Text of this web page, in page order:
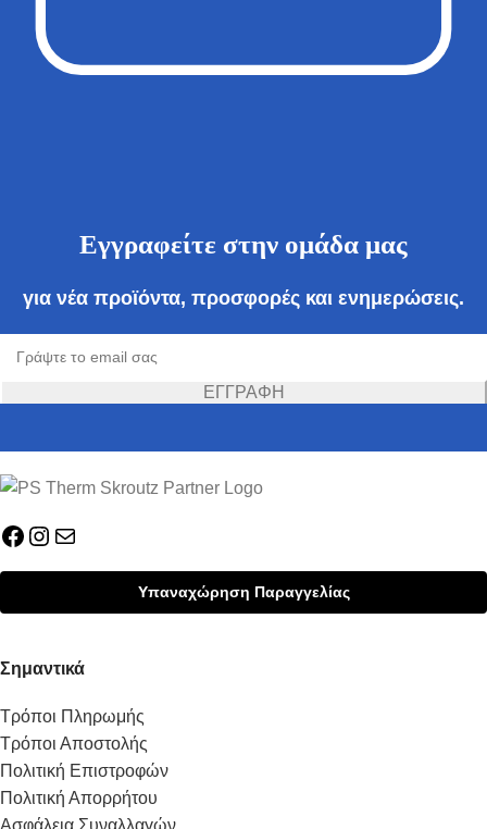
Εγγραφείτε στην ομάδα μας
για νέα προϊόντα, προσφορές και ενημερώσεις.
Υπαναχώρηση Παραγγελίας
Σημαντικά
Τρόποι Πληρωμής
Τρόποι Αποστολής
Πολιτική Επιστροφών
Πολιτική Απορρήτου